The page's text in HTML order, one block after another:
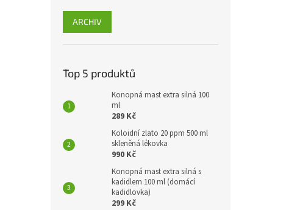
ARCHIV
Top 5 produktů
Konopná mast extra silná 100
ml
289 Kč
Koloidní zlato 20 ppm 500 ml
skleněná lékovka
990 Kč
Konopná mast extra silná s
kadidlem 100 ml (domácí
kadidlovka)
299 Kč